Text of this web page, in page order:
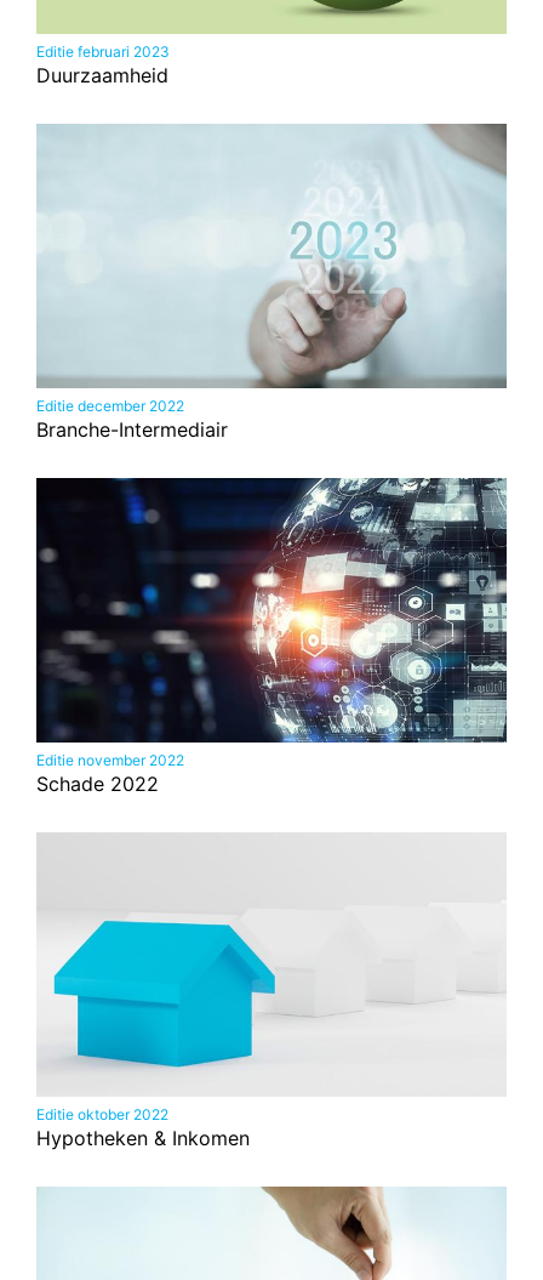
Editie februari 2023
Duurzaamheid
Editie december 2022
Branche-Intermediair
Editie november 2022
Schade 2022
Editie oktober 2022
Hypotheken & Inkomen